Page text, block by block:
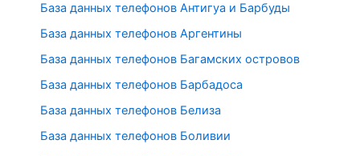
База данных телефонов Антигуа и Барбуды
База данных телефонов Аргентины
База данных телефонов Багамских островов
База данных телефонов Барбадоса
База данных телефонов Белиза
База данных телефонов Боливии